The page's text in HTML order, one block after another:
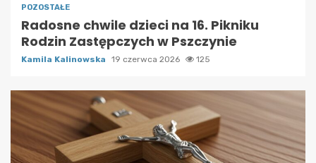
POZOSTAŁE
Radosne chwile dzieci na 16. Pikniku
Rodzin Zastępczych w Pszczynie
Kamila Kalinowska 19 czerwca 2026 125